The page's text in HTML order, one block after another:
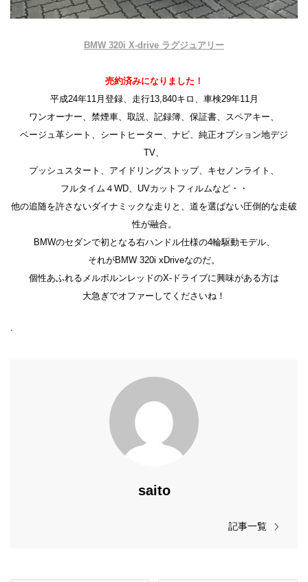
BMW 320i X-drive ラグジュアリー
売約済みになりました！
平成24年11月登録、走行13,840キロ、車検29年11月
ワンオーナー、禁煙車、取説、記録簿、保証書、スペアキー、
ベージュ革シート、シートヒーター、ナビ、純正オプション地デジ
TV、
プッシュスタート、アイドリングストップ、キセノンライト、
フルタイム４WD、UVカットフィルムなど・・
他の追随を許さないダイナミックな走りと、道を選ばない圧倒的な走破
性が融合。
BMWのセダンで初となる右ハンドル仕様の4輪駆動モデル、
それがBMW 320i xDriveなのだ。
個性あふれるメルボルンレッドのX-ドライブに興味がある方は
大急ぎでオファーしてくださいね！
saito
記事一覧